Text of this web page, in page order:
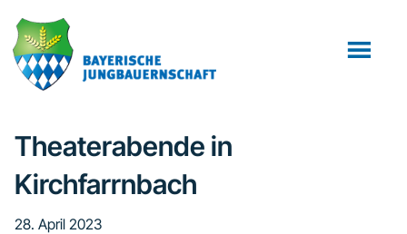
Inhalt
springen
Seitenspalte
springen
Fußzeile
springen
Theaterabende in
Kirchfarrnbach
28. April 2023